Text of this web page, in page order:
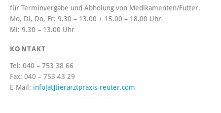
für Terminvergabe und Abholung von Medikamenten/Futter.
Mo, Di, Do, Fr: 9.30 – 13.00 + 15.00 – 18.00 Uhr
Mi: 9.30 – 13.00 Uhr
KONTAKT
Tel: 040 – 753 38 66
Fax: 040 – 753 43 29
E-Mail: info[at]tierarztpraxis-reuter.com